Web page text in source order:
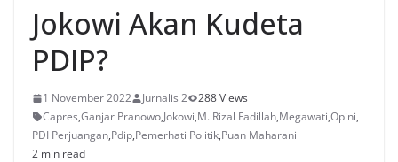
Jokowi Akan Kudeta
PDIP?
1 November 2022 Jurnalis 2
288 Views
Capres,Ganjar Pranowo,Jokowi,M. Rizal Fadillah,Megawati,Opini,
PDI Perjuangan,Pdip,Pemerhati Politik,Puan Maharani
2 min read